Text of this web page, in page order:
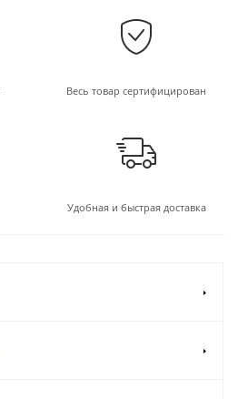
Весь товар сертифицирован
Удобная и быстрая доставка